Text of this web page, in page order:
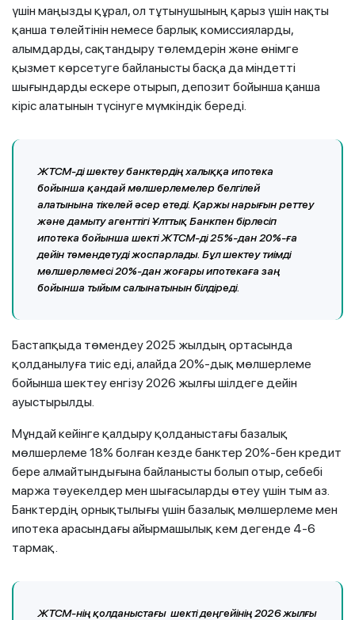
үшін маңызды құрал, ол тұтынушының қарыз үшін нақты
қанша төлейтінін немесе барлық комиссияларды,
алымдарды, сақтандыру төлемдерін және өнімге
қызмет көрсетуге байланысты басқа да міндетті
шығындарды ескере отырып, депозит бойынша қанша
кіріс алатынын түсінуге мүмкіндік береді.
ЖТСМ-ді шектеу банктердің халыққа ипотека
бойынша қандай мөлшерлемелер белгілей
алатынына тікелей әсер етеді. Қаржы нарығын реттеу
және дамыту агенттігі Ұлттық Банкпен бірлесіп
ипотека бойынша шекті ЖТСМ-ді 25%-дан 20%-ға
дейін төмендетуді жоспарлады. Бұл шектеу тиімді
мөлшерлемесі 20%-дан жоғары ипотекаға заң
бойынша тыйым салынатынын білдіреді.
Бастапқыда төмендеу 2025 жылдың ортасында
қолданылуға тиіс еді, алайда 20%-дық мөлшерлеме
бойынша шектеу енгізу 2026 жылғы шілдеге дейін
ауыстырылды.
Мұндай кейінге қалдыру қолданыстағы базалық
мөлшерлеме 18% болған кезде банктер 20%-бен кредит
бере алмайтындығына байланысты болып отыр, себебі
маржа тәуекелдер мен шығасыларды өтеу үшін тым аз.
Банктердің орнықтылығы үшін базалық мөлшерлеме мен
ипотека арасындағы айырмашылық кем дегенде 4-6
тармақ.
ЖТСМ-нің қолданыстағы шекті деңгейінің 2026 жылғы